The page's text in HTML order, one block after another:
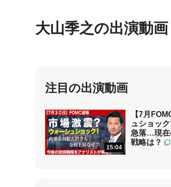
大山季之の出演動画
注目の出演動画
15:04
【7月
ュショッ
急落…現在
戦略は？